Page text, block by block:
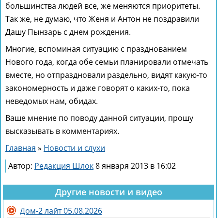
большинства людей все, же меняются приоритеты.
Так же, не думаю, что Женя и Антон не поздравили
Дашу Пынзарь с днем рождения.
Многие, вспоминая ситуацию с празднованием
Нового года, когда обе семьи планировали отмечать
вместе, но отпраздновали раздельно, видят какую-то
закономерность и даже говорят о каких-то, пока
неведомых нам, обидах.
Ваше мнение по поводу данной ситуации, прошу
высказывать в комментариях.
Главная » Новости и слухи
Автор: Редакция Шлок8 января 2013 в 16:02
Другие новости и видео
Дом-2 лайт 05.08.2026